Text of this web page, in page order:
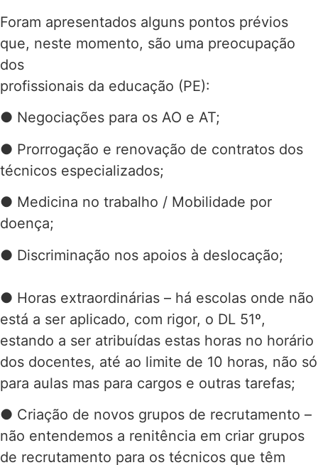
Foram apresentados alguns pontos prévios
que, neste momento, são uma preocupação
dos
profissionais da educação (PE):
● Negociações para os AO e AT;
● Prorrogação e renovação de contratos dos
técnicos especializados;
● Medicina no trabalho / Mobilidade por
doença;
● Discriminação nos apoios à deslocação;
● Horas extraordinárias – há escolas onde não
está a ser aplicado, com rigor, o DL 51º,
estando a ser atribuídas estas horas no horário
dos docentes, até ao limite de 10 horas, não só
para aulas mas para cargos e outras tarefas;
● Criação de novos grupos de recrutamento –
não entendemos a renitência em criar grupos
de recrutamento para os técnicos que têm